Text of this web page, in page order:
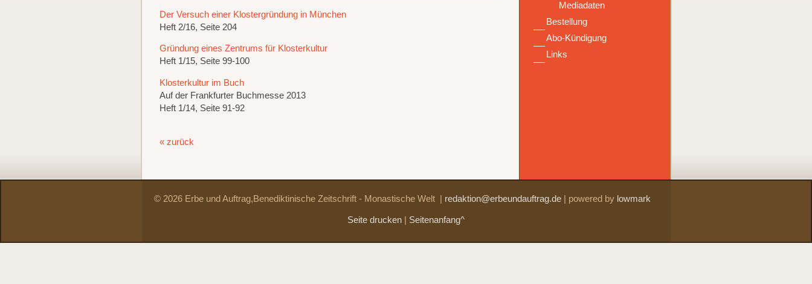
Mediadaten
Bestellung
Abo-Kündigung
Links
Der Versuch einer Klostergründung in München
Heft 2/16, Seite 204
Gründung eines Zentrums für Klosterkultur
Heft 1/15, Seite 99-100
Klosterkultur im Buch
Auf der Frankfurter Buchmesse 2013
Heft 1/14, Seite 91-92
« zurück
© 2026 Erbe und Auftrag,Benediktinische Zeitschrift - Monastische Welt | redaktion@erbeundauftrag.de| powered by lowmark
Seite drucken Seitenanfang^